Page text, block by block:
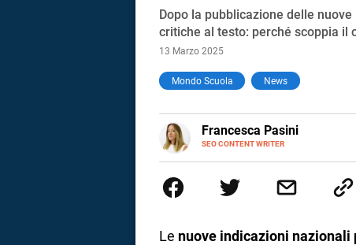
Dopo la pubblicazione delle
critiche al testo: perché scoppia il
13 Marzo 2025
Mondo Scuola News
Francesca Pasini
SEO CONTENT WRITER
E-
MAIL
parlano di luoghi, viaggi unici,
per passione.
Le nuove indicazioni nazionali